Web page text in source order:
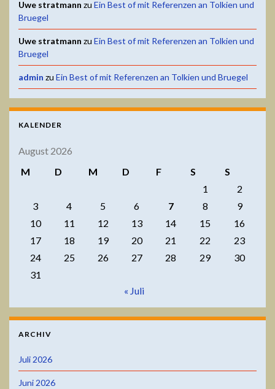
Uwe stratmann zu Ein Best of mit Referenzen an Tolkien und
Bruegel
Uwe stratmann zu Ein Best of mit Referenzen an Tolkien und
Bruegel
admin zu Ein Best of mit Referenzen an Tolkien und Bruegel
KALENDER
August 2026
M
D M D F S
S
1
2
3
4 5 6 7 8
9
10
11 12 13 14 15
16
17
18 19 20 21 22
23
24
25 26 27 28 29
30
31
« Juli
ARCHIV
Juli 2026
Juni 2026